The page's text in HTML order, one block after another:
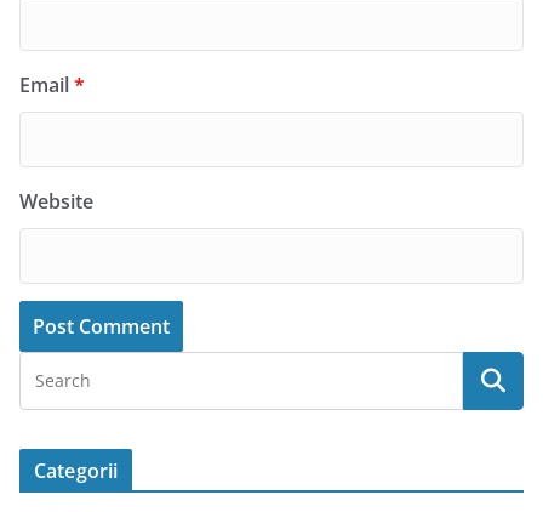
Email*
Website
Categorii